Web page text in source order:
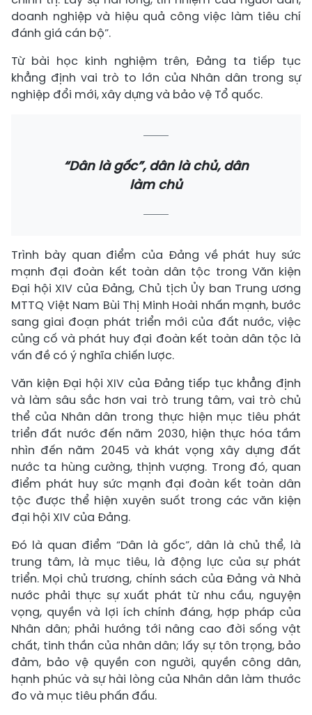
doanh nghiệp và hiệu quả công việc làm tiêu chí
đánh giá cán bộ”.
Từ bài học kinh nghiệm trên, Đảng ta tiếp tục
khẳng định vai trò to lớn của Nhân dân trong sự
nghiệp đổi mới, xây dựng và bảo vệ Tổ quốc.
“Dân là gốc”, dân là chủ, dân
làm chủ
Trình bày quan điểm của Đảng về phát huy sức
mạnh đại đoàn kết toàn dân tộc trong Văn kiện
Đại hội XIV của Đảng, Chủ tịch Ủy ban Trung ương
MTTQ Việt Nam Bùi Thị Minh Hoài nhấn mạnh, bước
sang giai đoạn phát triển mới của đất nước, việc
củng cố và phát huy đại đoàn kết toàn dân tộc là
vấn đề có ý nghĩa chiến lược.
Văn kiện Đại hội XIV của Đảng tiếp tục khẳng định
và làm sâu sắc hơn vai trò trung tâm, vai trò chủ
thể của Nhân dân trong thực hiện mục tiêu phát
triển đất nước đến năm 2030, hiện thực hóa tầm
nhìn đến năm 2045 và khát vọng xây dựng đất
nước ta hùng cường, thịnh vượng. Trong đó, quan
điểm phát huy sức mạnh đại đoàn kết toàn dân
tộc được thể hiện xuyên suốt trong các văn kiện
đại hội XIV của Đảng.
Đó là quan điểm “Dân là gốc”, dân là chủ thể, là
trung tâm, là mục tiêu, là động lực của sự phát
triển. Mọi chủ trương, chính sách của Đảng và Nhà
nước phải thực sự xuất phát từ nhu cầu, nguyện
vọng, quyền và lợi ích chính đáng, hợp pháp của
Nhân dân; phải hướng tới nâng cao đời sống vật
chất, tinh thần của nhân dân; lấy sự tôn trọng, bảo
đảm, bảo vệ quyền con người, quyền công dân,
hạnh phúc và sự hài lòng của Nhân dân làm thước
đo và mục tiêu phấn đấu.